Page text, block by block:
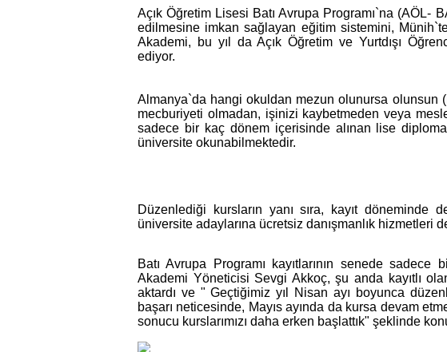
Açık Öğretim Lisesi Batı Avrupa Programı`na (AÖL-
edilmesine imkan sağlayan eğitim sistemini,
Akademi, bu yıl da Açık Öğretim ve Yurtdışı
ediyor.
Almanya`da hangi okuldan mezun olunursa olunsun
mecburiyeti olmadan, işinizi kaybetmeden veya
sadece bir kaç dönem içerisinde alınan lise
üniversite okunabilmektedir.
Düzenlediği kursların yanı sıra, kayıt döneminde
üniversite adaylarına ücretsiz danışmanlık hizmetleri
Batı Avrupa Programı kayıtlarının senede
Akademi Yöneticisi Sevgi Akkoç, şu anda kayıtlı
aktardı ve " Geçtiğimiz yıl Nisan ayı boyunca
başarı neticesinde, Mayıs ayında da kursa devam
sonucu kurslarımızı daha erken başlattık" şeklinde